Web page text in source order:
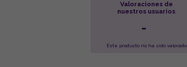
Valoraciones de
nuestros usuarios
-
Este producto no ha sido valorado